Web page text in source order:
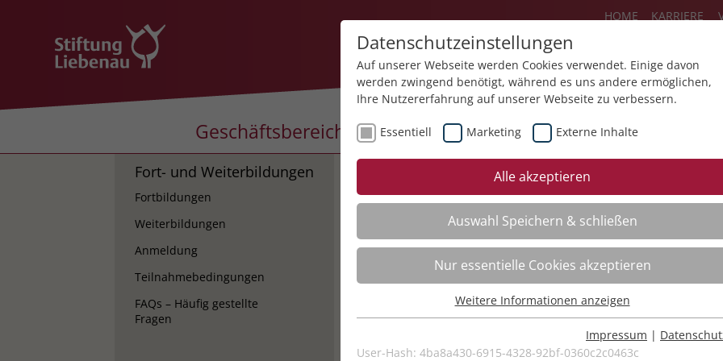
HOME KARRIERE
Geschäftsbereiche Über uns Aktuelles Akademie
Fort- und Weiterbildungen
Fortbildungen
Weiterbildungen
Anmeldung
Teilnahmebedingungen
FAQs – Häufig gestellte
Fragen
Kursempfehlungen
Beratung
Supervision
Coaching
Mediation
Organisationsentwicklung
Bildungsberatung
Moderation
Datenschutzeinstellungen
Auf unserer Webseite werden Cookies verwendet. Einige davon
werden zwingend benötigt, während es uns andere ermöglichen,
Ihre Nutzererfahrung auf unserer Webseite zu verbessern.
Essentiell Marketing Externe Inhalte
Alle akzeptieren
Auswahl Speichern & schließen
Nur essentielle Cookies akzeptieren
Essentielle Cookies werden für grundlegende Funktionen der
Webseite benötigt. Dadurch ist gewährleistet, dass die Webseite
Weitere Informationen anzeigen
Impressum |
User-Hash: 4ba8a430-6915-4328-92bf-0360c2c0463c